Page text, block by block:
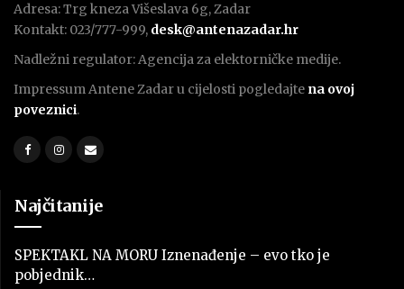
Adresa: Trg kneza Višeslava 6g, Zadar
Kontakt: 023/777-999, desk@antenazadar.hr
Nadležni regulator: Agencija za elektorničke medije.
Impressum Antene Zadar u cijelosti pogledajte na ovoj
poveznici.
Najčitanije
SPEKTAKL NA MORU Iznenađenje – evo tko je
pobjednik…